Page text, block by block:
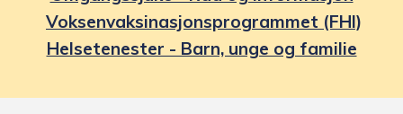
Voksenvaksinasjonsprogrammet (FHI)
Helsetenester - Barn, unge og familie